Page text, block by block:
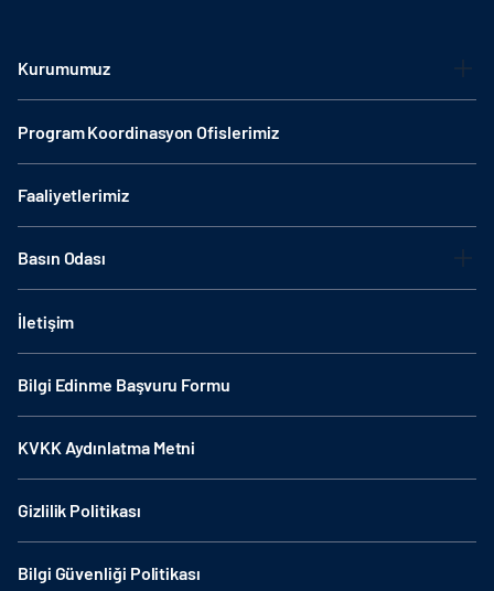
Kurumumuz
Program Koordinasyon Ofislerimiz
Faaliyetlerimiz
Basın Odası
İletişim
Bilgi Edinme Başvuru Formu
KVKK Aydınlatma Metni
Gizlilik Politikası
Bilgi Güvenliği Politikası